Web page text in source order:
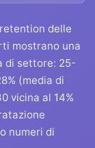
delle
mostrano una
di settore: 25-
(media di
vicina al 14%
numeri di